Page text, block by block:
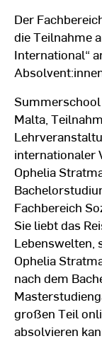
Der
die Teilnahme
International“
Malta,
internationaler
Ophelia
Fachbereich
Sie liebt das
Lebenswelten,
Ophelia
nach dem
großen Teil
absolvieren